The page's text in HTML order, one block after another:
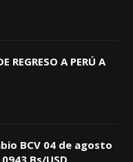
REGRESO A PERÚ A
BCV 04 de agosto
Bs/USD